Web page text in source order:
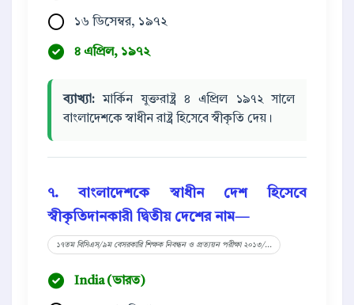
১৬ ডিসেম্বর, ১৯৭২
৪ এপ্রিল, ১৯৭২
ব্যাখ্যা: মার্কিন যুক্তরাষ্ট্র ৪ এপ্রিল ১৯৭২ সালে
বাংলাদেশকে স্বাধীন রাষ্ট্র হিসেবে স্বীকৃতি দেয়।
৭. বাংলাদেশকে স্বাধীন দেশ হিসেবে
স্বীকৃতিদানকারী দ্বিতীয় দেশের নাম—
১৭তম বিসিএস/৯ম বেসরকারি শিক্ষক নিবন্ধন ও প্রত্যয়ন পরীক্ষা ২০১৩/...
India (ভারত)